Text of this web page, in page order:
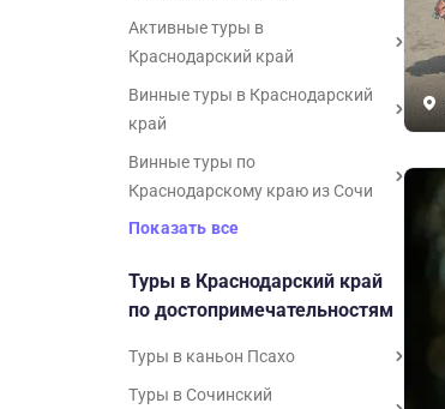
Активные туры в
Краснодарский край
Винные туры в Краснодарский
край
Винные туры по
Краснодарскому краю из Сочи
Показать все
Туры в Краснодарский край
по достопримечательностям
Туры в каньон Псахо
Туры в Сочинский